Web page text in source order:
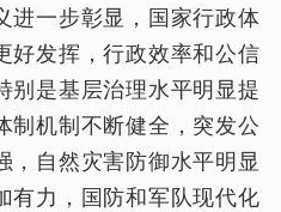
进一步彰显，国家行政体
好发挥，行政效率和公信
别是基层治理水平明显提
制机制不断健全，突发公
，自然灾害防御水平明显
有力，国防和军队现代化